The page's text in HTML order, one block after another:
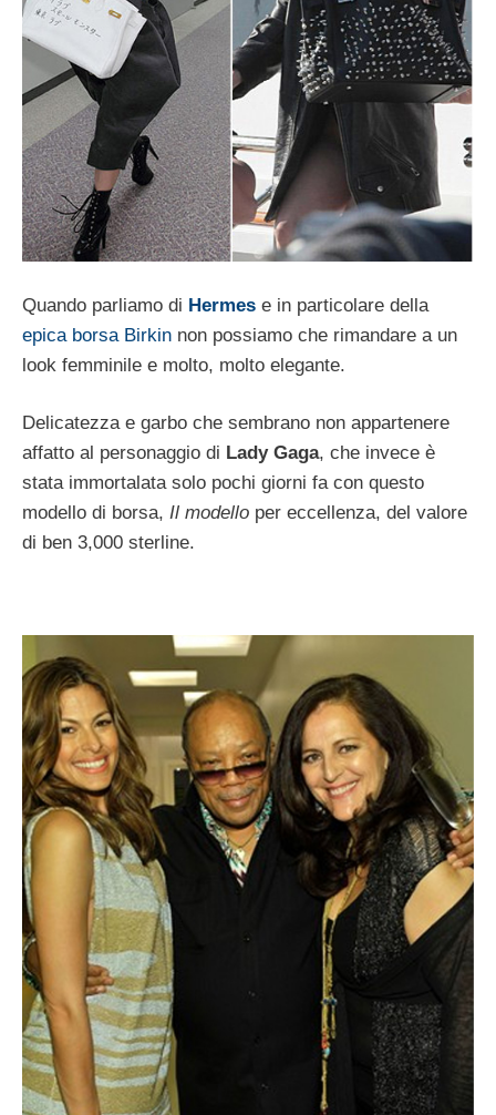
Quando parliamo di Hermes e in particolare della
epica borsa Birkin non possiamo che rimandare a un
look femminile e molto, molto elegante.
Delicatezza e garbo che sembrano non appartenere
affatto al personaggio di Lady Gaga, che invece è
stata immortalata solo pochi giorni fa con questo
modello di borsa, Il modello per eccellenza, del valore
di ben 3,000 sterline.